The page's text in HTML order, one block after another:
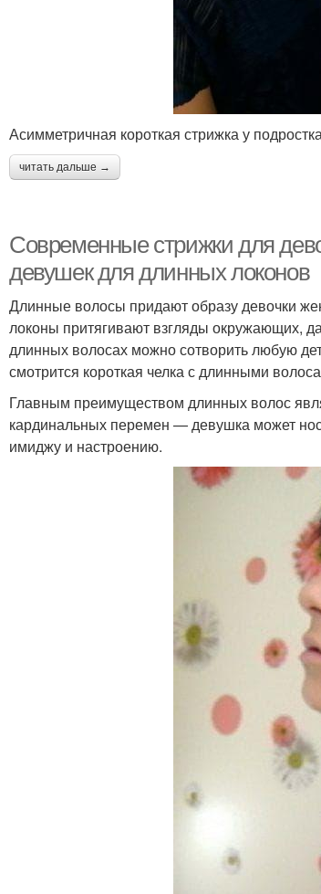
Асимметричная короткая стрижка у
читать дальше →
Современные стрижки для
девушек для длинных локонов
Длинные волосы придают образу девочки
локоны притягивают взгляды окружающих,
длинных волосах можно сотворить любую
смотрится короткая челка с длинными
Главным преимуществом длинных волос
кардинальных перемен — девушка может
имиджу и настроению.